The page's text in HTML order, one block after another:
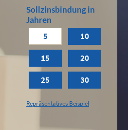
Sollzinsbindung in
Jahren
5 10
15 20
25 30
Repräsentatives Beispiel